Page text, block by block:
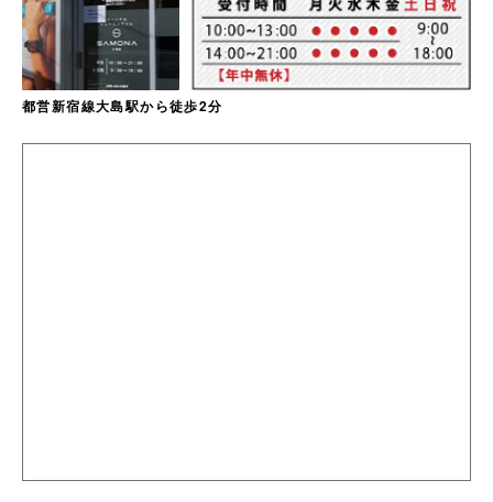
都営新宿線大島駅から徒歩2分